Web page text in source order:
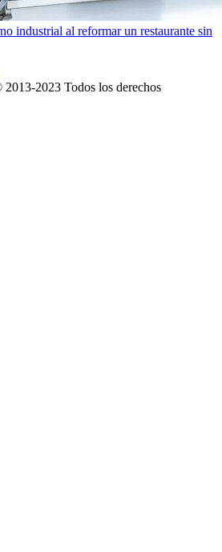
industrial al reformar un restaurante sin
2023 Todos los derechos